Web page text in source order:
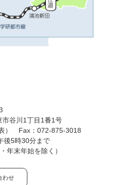
谷川1丁目1番1号
Fax：072-875-3018
後5時30分まで
年末年始を除く）
わせ